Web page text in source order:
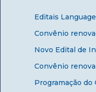
Editais
Convênio
Novo Edital de
Convênio
Programação do